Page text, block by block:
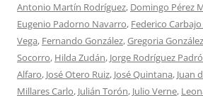
Antonio Martín Rodríguez, Domingo Pérez
Eugenio Padorno Navarro, Federico
Vega, Fernando González,Gregoria
Socorro, Hilda Zudán, Jorge Rodríguez
Alfaro, José Otero Ruiz, José Quintana, Juan
Millares Carlo, Julián Torón, Julio Verne,